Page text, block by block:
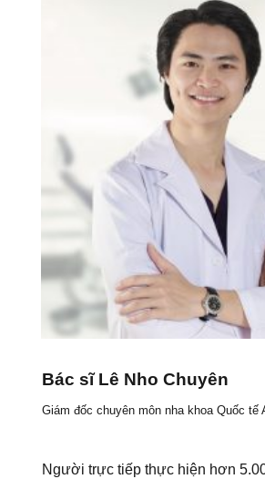
Bác sĩ Lê Nho Chuyên
Giám đốc chuyên môn nha khoa Quốc tế
Người trực tiếp thực hiện hơn